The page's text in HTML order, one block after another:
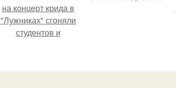
на концерт крида в
"Лужниках" сгоняли
студентов и
так везде были